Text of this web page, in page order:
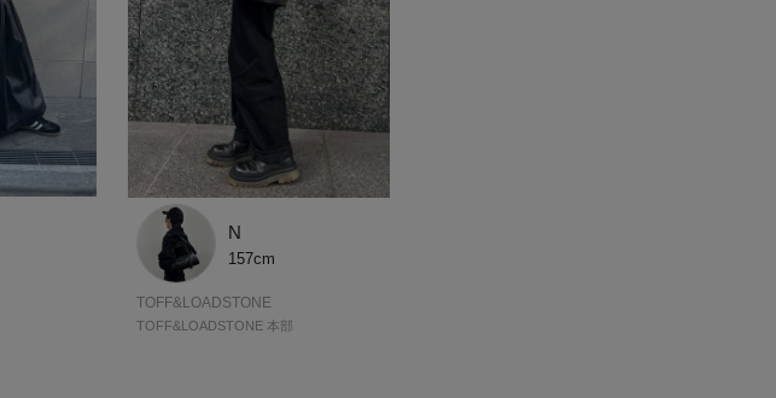
N
157cm
TOFF&LOADSTONE
TOFF&LOADSTONE 本部